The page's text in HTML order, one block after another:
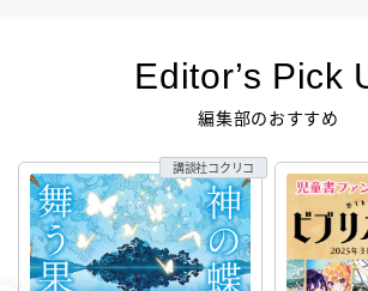
Editor’s Pick
編集部のおすすめ
講談社コクリコ